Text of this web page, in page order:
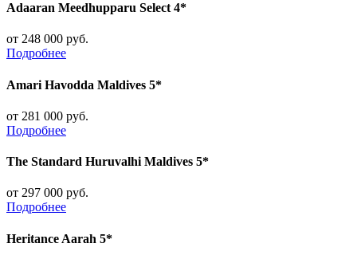
Adaaran Meedhupparu Select 4*
от 248 000 руб.
Подробнее
Amari Havodda Maldives 5*
от 281 000 руб.
Подробнее
The Standard Huruvalhi Maldives 5*
от 297 000 руб.
Подробнее
Heritance Aarah 5*